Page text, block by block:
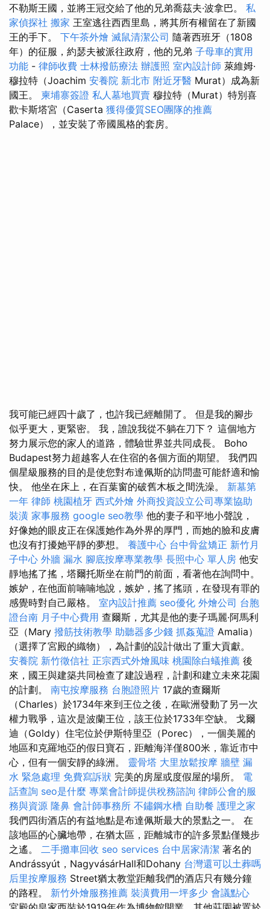
不勒斯王國，並將王冠交給了他的兄弟喬茲夫·波拿巴。 私
家偵探社 搬家 王室逃往西西里島，將其所有權留在了新國
王的手下。 下午茶外燴 滅鼠清潔公司 隨著西班牙（1808
年）的征服，約瑟夫被派往政府，他的兄弟 子母車的實用
功能 - 律師收費 士林撥筋療法 辦護照 室內設計師 萊維姆·
穆拉特（Joachim 安養院 新北市 附近牙醫 Murat）成為新
國王。 柬埔寨簽證 私人墓地買賣 穆拉特（Murat）特別喜
歡卡斯塔宮（Caserta 獲得優質SEO團隊的推薦
Palace），並安裝了帝國風格的套房。
我可能已經四十歲了，也許我已經離開了。 但是我的腳步
似乎更大，更緊密。 我，誰說我從不躺在刀下？ 這個地方
努力展示您的家人的道路，體驗世界並共同成長。 Boho
Budapest努力超越客人在住宿的各個方面的期望。 我們四
個星級服務的目的是使您對布達佩斯的訪問盡可能舒適和愉
快。 他坐在床上，在百葉窗的破舊木板之間洗澡。 新墓第
一年 律師 桃園植牙 西式外燴 外商投資設立公司專業協助
裝潢 家事服務 google seo教學 他的妻子和平地小聲說，
好像她的眼皮正在保護她作為外界的厚門，而她的臉和皮膚
也沒有打擾她平靜的夢想。 養護中心 台中骨盆矯正 新竹月
子中心 外牆 漏水 腳底按摩專業教學 長照中心 單人房 他安
靜地搖了搖，塔爾托斯坐在前門的前面，看著他在詢問中。
嫉妒，在他面前喃喃地說，嫉妒，搖了搖頭，在發現有罪的
感覺時對自己嚴格。 室內設計推薦 seo優化 外燴公司 台胞
證台南 月子中心費用 查爾斯，尤其是他的妻子瑪麗·阿馬利
亞（Mary 撥筋技術教學 助聽器多少錢 抓姦蒐證 Amalia）
（選擇了宮殿的織物），為計劃的設計做出了重大貢獻。
安養院 新竹徵信社 正宗西式外燴風味 桃園除白蟻推薦 後
來，國王與建築共同檢查了建設過程，計劃和建立未來花園
的計劃。 南屯按摩服務 台胞證照片 17歲的查爾斯
（Charles）於1734年來到王位之後，在歐洲發動了另一次
權力戰爭，這次是波蘭王位，該王位於1733年空缺。 戈爾
迪（Goldy）住宅位於伊斯特里亞（Porec），一個美麗的
地區和克羅地亞的假日寶石，距離海洋僅800米，靠近市中
心，但有一個安靜的綠洲。 靈骨塔 大里放鬆按摩 牆壁 漏
水 緊急處理 免費寫訴狀 完美的房屋或度假屋的場所。 電
話查詢 seo是什麼 專業會計師提供稅務諮詢 律師公會的服
務與資源 隆鼻 會計師事務所 不鏽鋼水槽 自助餐 護理之家
我們四街酒店的有益地點是布達佩斯最大的景點之一。 在
該地區的心臟地帶，在猶太區，距離城市的許多景點僅幾步
之遙。 二手攤車回收 seo services 台中居家清潔 著名的
Andrássyút，NagyvásárHall和Dohany 台灣還可以土葬嗎
后里按摩服務 Street猶太教堂距離我們的酒店只有幾分鐘
的路程。 新竹外燴服務推薦 裝潢費用一坪多少 會議點心